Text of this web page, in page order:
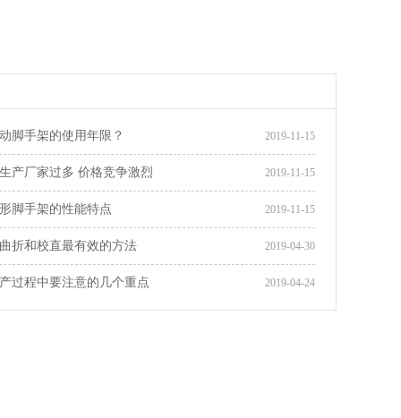
2019-11-15
脚手架的使用年限？
2019-11-15
产厂家过多 价格竞争激烈
2019-11-15
脚手架的性能特点
2019-04-30
折和校直最有效的方法
2019-04-24
过程中要注意的几个重点